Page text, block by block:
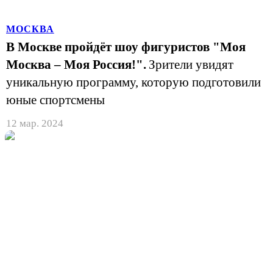
МОСКВА
В Москве пройдёт шоу фигуристов "Моя
Москва – Моя Россия!". Зрители увидят
уникальную программу, которую подготовили
юные спортсмены
12 мар. 2024